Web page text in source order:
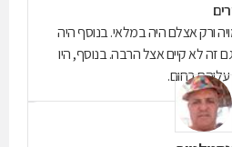
ורק אצלם היה במלאי. בנוסף היה
זה לא קיים אצל הרבה. בנוסף, היו
עליהם בחום.